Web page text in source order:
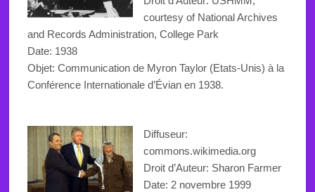
courtesy of National Archives
and Records Administration, College Park
Date: 1938
Objet: Communication de Myron Taylor (Etats-Unis) à la
Conférence Internationale d’Évian en 1938.
Diffuseur:
commons.wikimedia.org
Droit d’Auteur: Sharon Farmer
Date: 2 novembre 1999